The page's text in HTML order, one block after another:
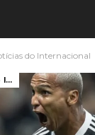
do Internacional
Últimas Notícias do Internacional